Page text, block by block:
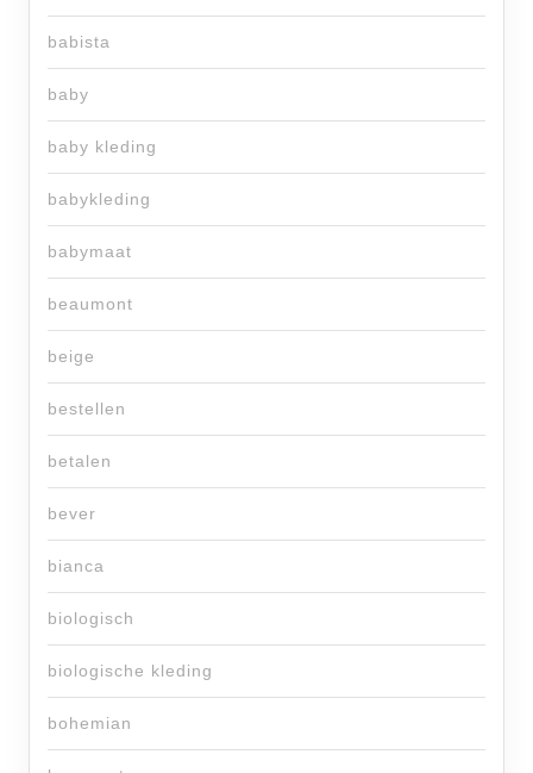
babista
baby
baby kleding
babykleding
babymaat
beaumont
beige
bestellen
betalen
bever
bianca
biologisch
biologische kleding
bohemian